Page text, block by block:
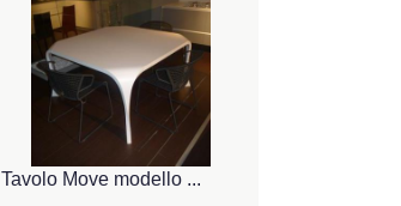
Tavolo Move modello ...